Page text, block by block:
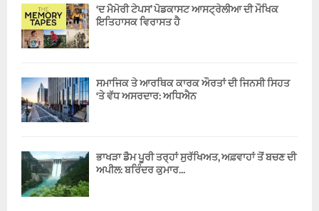
‘ਦ ਮੈਮੋਰੀ ਟੇਪਸ’ ਪੋਡਕਾਸਟ ਆਸਟ੍ਰੇਲੀਆ ਦੀ ਮੌਖਿਕ
ਇਤਿਹਾਸਕ ਵਿਰਾਸਤ ਹੈ
ਸਮਾਜਿਕ ਤੇ ਆਰਥਿਕ ਕਾਰਕ ਔਰਤਾਂ ਦੀ ਜਿਨਸੀ ਸਿਹਤ
‘ਤੇ ਵੱਧ ਅਸਰਦਾਰ: ਅਧਿਐਨ
ਭਾਖੜਾ ਡੈਮ ਪੂਰੀ ਤਰ੍ਹਾਂ ਸੁਰੱਖਿਅਤ, ਅਫ਼ਵਾਹਾਂ ਤੋਂ ਬਚਣ ਦੀ
ਅਪੀਲ: ਬਰਿੰਦਰ ਕੁਮਾਰ...